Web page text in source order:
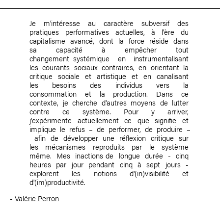
Je m'intéresse au caractère subversif des
pratiques performatives actuelles, à l'ère du
capitalisme avancé, dont la force réside dans
sa capacité à empêcher tout
changement systémique en instrumentalisant
les courants sociaux contraires, en orientant la
critique sociale et artistique et en canalisant
les besoins des individus vers la
consommation et la production. Dans ce
contexte, je cherche d'autres moyens de lutter
contre ce système. Pour y arriver,
j'expérimente actuellement ce que signifie et
implique le refus – de performer, de produire –
afin de développer une réflexion critique sur
les mécanismes reproduits par le système
même. Mes inactions de longue durée - cinq
heures par jour pendant cinq à sept jours -
explorent les notions d'(in)visibilité et
d'(im)productivité.
- Valérie Perron